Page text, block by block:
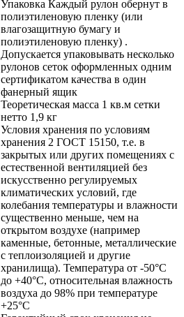
Упаковка Каждый рулон обернут в
полиэтиленовую пленку (или
влагозащитную бумагу и
полиэтиленовую пленку) .
Допускается упаковывать несколько
рулонов сеток оформленных одним
сертификатом качества в один
фанерный ящик
Теоретическая масса 1 кв.м сетки
нетто 1,9 кг
Условия хранения по условиям
хранения 2 ГОСТ 15150, т.е. в
закрытых или других помещениях с
естественной вентиляцией без
искусственно регулируемых
климатических условий, где
колебания температуры и влажности
существенно меньше, чем на
открытом воздухе (например
каменные, бетонные, металлические
с теплоизоляцией и другие
хранилища). Температура от -50°С
до +40°С, относительная влажность
воздуха до 98% при температуре
+25°С